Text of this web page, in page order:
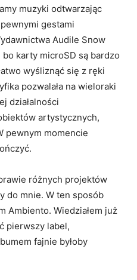
muzyki odtwarzając
gestami
Audile Snow
karty microSD są bardzo
wyśliznąć się z ręki
pozwalała na wieloraki
działalności
artystycznych,
pewnym momencie
różnych projektów
do mnie. W ten sposób
Ambiento. Wiedziałem już
pierwszy label,
fajnie byłoby